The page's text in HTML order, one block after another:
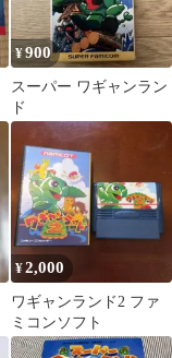
¥900
スーパー ワギャンラン
ド
¥2,000
ワギャンランド2 ファ
ミコンソフト